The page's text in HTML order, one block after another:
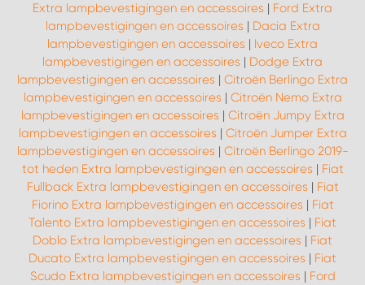
Extra lampbevestigingen en accessoires | Ford Extra
lampbevestigingen en accessoires | Dacia Extra
lampbevestigingen en accessoires | Iveco Extra
lampbevestigingen en accessoires | Dodge Extra
lampbevestigingen en accessoires | Citroën Berlingo Extra
lampbevestigingen en accessoires | Citroën Nemo Extra
lampbevestigingen en accessoires | Citroën Jumpy Extra
lampbevestigingen en accessoires | Citroën Jumper Extra
lampbevestigingen en accessoires | Citroën Berlingo 2019-
tot heden Extra lampbevestigingen en accessoires | Fiat
Fullback Extra lampbevestigingen en accessoires | Fiat
Fiorino Extra lampbevestigingen en accessoires | Fiat
Talento Extra lampbevestigingen en accessoires | Fiat
Doblo Extra lampbevestigingen en accessoires | Fiat
Ducato Extra lampbevestigingen en accessoires | Fiat
Scudo Extra lampbevestigingen en accessoires | Ford